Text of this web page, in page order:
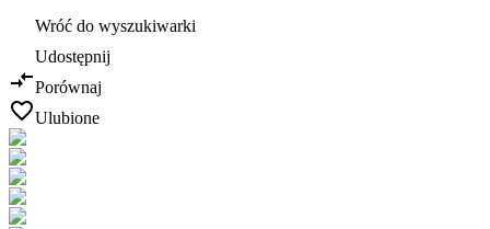
Wróć do wyszukiwarki
Udostępnij
Porównaj
Ulubione